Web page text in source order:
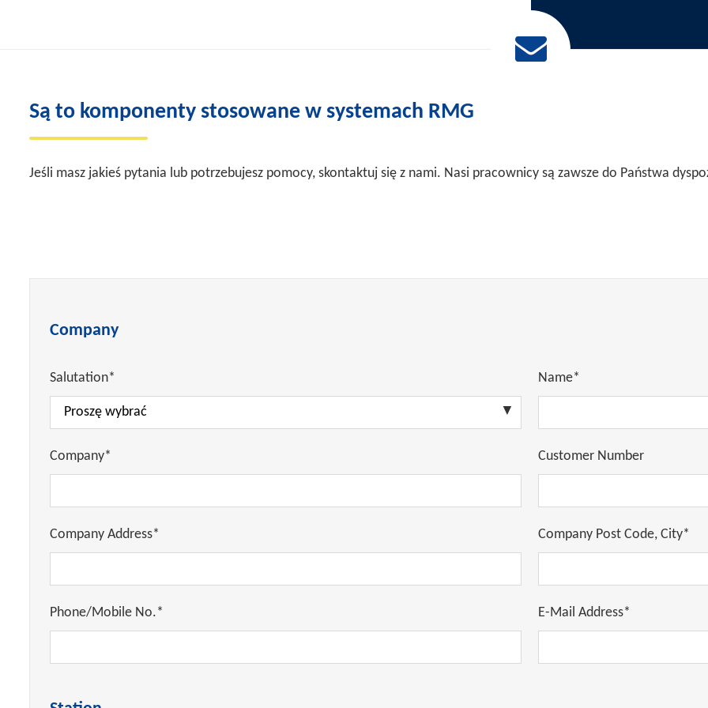
Są to komponenty stosowane w systemach RMG
Jeśli masz jakieś pytania lub potrzebujesz pomocy, skontaktuj się z nami. Nasi pracownicy są zawsze do Państwa
Company
Salutation* Name*
Company* Customer Number
Company Address* Company Post Code, City*
Phone/Mobile No.* E-Mail Address*